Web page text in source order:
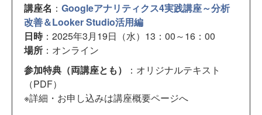
講座名 ： Googleアナリティクス4実践講座～分析
改善＆Looker Studio活用編
日時：2025年3月19日（水）13：00～16：00
場所 ：オンライン
参加特典（両講座とも）
：オリジナルテキスト
（PDF）
※詳細・お申し込みは講座概要ページへ